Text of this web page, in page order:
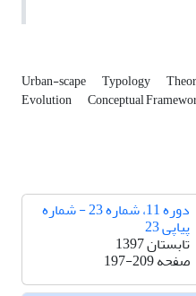
Urban-scape Typology
Evolution Conceptual
دوره 11، شماره 23 - شماره
پیاپی 23
تابستان 1397
صفحه197-209